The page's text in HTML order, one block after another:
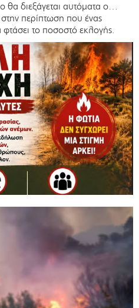
θα διεξάγεται αυτόματα ο…
περίπτωση που ένας
το ποσοστό εκλογής.